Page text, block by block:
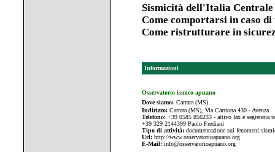
Sismicità dell'Italia Centrale
Come comportarsi in caso
Come ristrutturare in
Informazioni
Osservatorio ismico apuano
Dove siamo: Carrara (MS)
Indirizzo: Carrara (MS), Via Carriona 430 - Avenza
Telefono: +39 0585 856233 - attivo fax e segreteria
+39 329 2144399 Paolo Frediani
Tipo di attività: documentazione sui fenomeni
Url: http://www.osservatorioapuano.org
E-Mail: info@osservatorioapuano.org